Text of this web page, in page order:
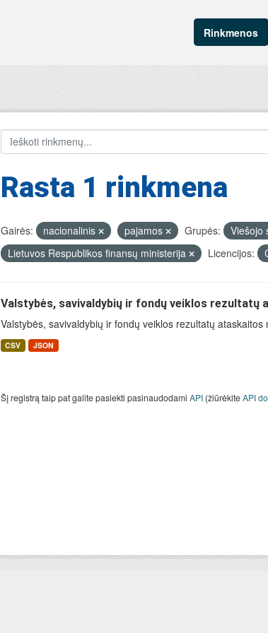
Rinkmenos
Rasta 1 rinkmena
Gairės: nacionalinis pajamos Grupės: Viešojo
Lietuvos Respublikos finansų ministerija
Licencijos:
Valstybės, savivaldybių ir fondų veiklos rezultatų
Valstybės, savivaldybių ir fondų veiklos rezultatų
CSV JSON
Šį registrą taip pat galite pasiekti pasinaudodami API(žiūrėkiteAPI